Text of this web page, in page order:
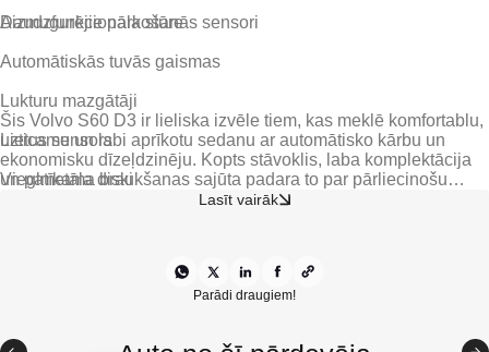
Daudzfunkcionāla stūre
Aizmugurējie parkošanās sensori
Automātiskās tuvās gaismas
Lukturu mazgātāji
Lietus sensors
Vieglmetāla diski
Šis Volvo S60 D3 ir lieliska izvēle tiem, kas meklē komfortablu,
uzticamu un labi aprīkotu sedanu ar automātisko kārbu un
ekonomisku dīzeļdzinēju. Kopts stāvoklis, laba komplektācija
un patīkama braukšanas sajūta padara to par pārliecinošu
variantu ikdienas lietošanai.Lasīt vairāk
Parādi draugiem!